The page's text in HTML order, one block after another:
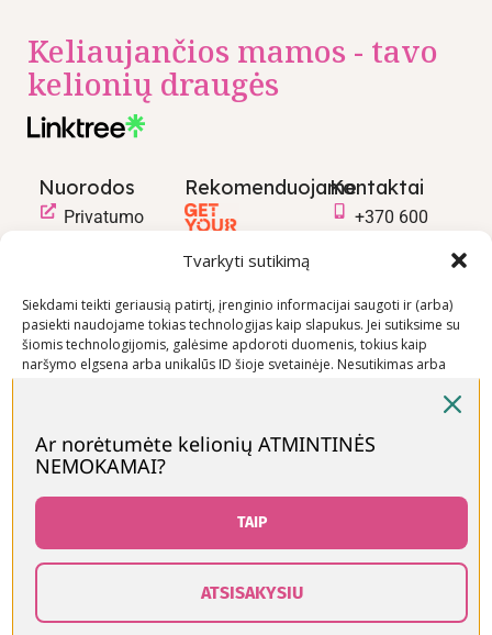
Tvarkyti sutikimą
Siekdami teikti geriausią patirtį, įrenginio informacijai saugoti ir (arba)
pasiekti naudojame tokias technologijas kaip slapukus. Jei sutiksime su
šiomis technologijomis, galėsime apdoroti duomenis, tokius kaip
naršymo elgsena arba unikalūs ID šioje svetainėje. Nesutikimas arba
Neigti
Peržiūrėti nuostatas
Keliaujančios mamos - tavo
kelionių draugės
Nuorodos
Privatumo
pirkimo –
pardavimo
taisyklės
sąlygos
RekomenduojameKontaktai
+370 600
Visos teisės saugomos © Keliaujančios Mamos 2026
Ar norėtumėte kelionių ATMINTINĖS
NEMOKAMAI?
TAIP
ATSISAKYSIU